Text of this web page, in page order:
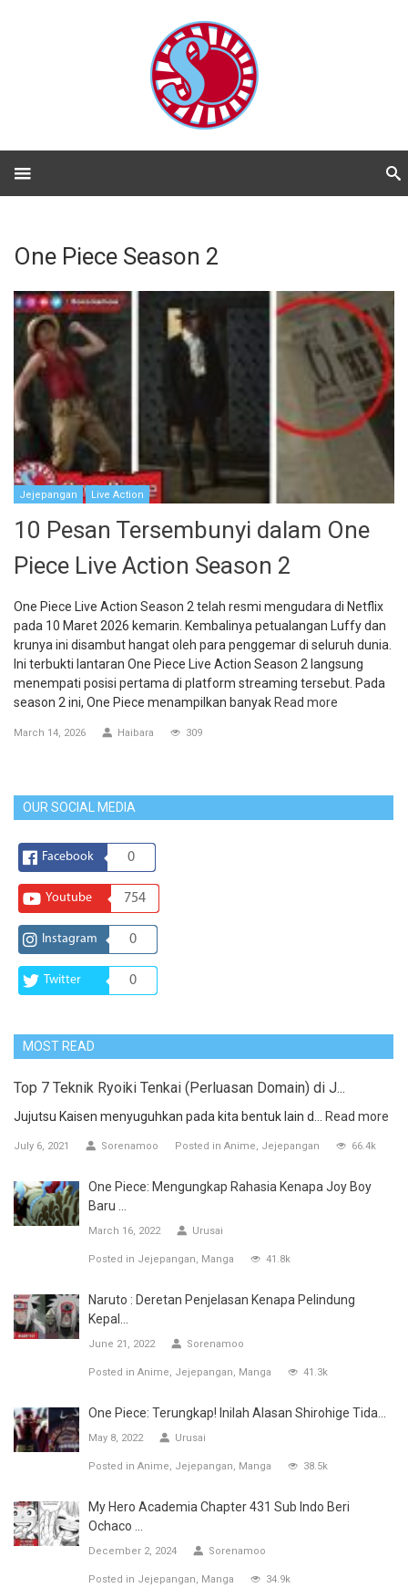
One Piece Season 2
Jejepangan Live Action
10 Pesan Tersembunyi dalam One
Piece Live Action Season 2
One Piece Live Action Season 2 telah resmi mengudara di Netflix
pada 10 Maret 2026 kemarin. Kembalinya petualangan Luffy dan
krunya ini disambut hangat oleh para penggemar di seluruh dunia.
Ini terbukti lantaran One Piece Live Action Season 2 langsung
menempati posisi pertama di platform streaming tersebut. Pada
season 2 ini, One Piece menampilkan banyak Read more
March 14, 2026 Haibara 309
OUR SOCIAL MEDIA
Facebook 0
Youtube 754
Instagram 0
Twitter 0
MOST READ
Top 7 Teknik Ryoiki Tenkai (Perluasan Domain) di J...
Jujutsu Kaisen menyuguhkan pada kita bentuk lain d... Read more
July 6, 2021 Sorenamoo Posted in Anime Jejepangan 66.4k
One Piece: Mengungkap Rahasia Kenapa Joy Boy
Baru ...
March 16, 2022 Urusai
Posted in Jejepangan Manga 41.8k
Naruto : Deretan Penjelasan Kenapa Pelindung
Kepal...
June 21, 2022 Sorenamoo
Posted in Anime Jejepangan Manga 41.3k
One Piece: Terungkap! Inilah Alasan Shirohige Tida...
May 8, 2022 Urusai
Posted in Anime Jejepangan Manga 38.5k
My Hero Academia Chapter 431 Sub Indo Beri
Ochaco ...
December 2, 2024 Sorenamoo
Posted in Jejepangan Manga 34.9k